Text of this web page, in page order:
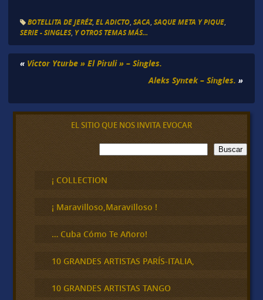
BOTELLITA DE JERÉZ, EL ADICTO, SACA SAQUE META Y PIQUE,
SERIE - SINGLES, Y OTROS TEMAS MÁS...
« Victor Yturbe » El Piruli » – Singles.
Aleks Syntek – Singles. »
EL SITIO QUE NOS INVITA EVOCAR
B
u
c
a
Buscar
¡ COLLECTION
¡ Maravilloso,Maravilloso !
… Cuba Cómo Te Añoro!
10 GRANDES ARTISTAS PARÍS-ITALIA,
10 GRANDES ARTISTAS TANGO